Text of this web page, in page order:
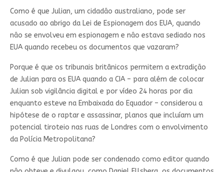
Como é que Julian, um cidadão australiano, pode ser
acusado ao abrigo da Lei de Espionagem dos EUA, quando
não se envolveu em espionagem e não estava sediado nos
EUA quando recebeu os documentos que vazaram?
Porque é que os tribunais britânicos permitem a extradição
de Julian para os EUA quando a CIA – para além de colocar
Julian sob vigilância digital e por vídeo 24 horas por dia
enquanto esteve na Embaixada do Equador – considerou a
hipótese de o raptar e assassinar, planos que incluíam um
potencial tiroteio nas ruas de Londres com o envolvimento
da Polícia Metropolitana?
Como é que Julian pode ser condenado como editor quando